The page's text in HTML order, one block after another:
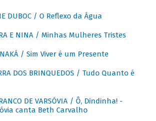
DUBOC / O Reflexo da Água
E NINA / Minhas Mulheres Tristes
/ Sim Viver é um Presente
DOS BRINQUEDOS / Tudo Quanto é
DE VARSÓVIA / Ô, Dindinha! -
canta Beth Carvalho